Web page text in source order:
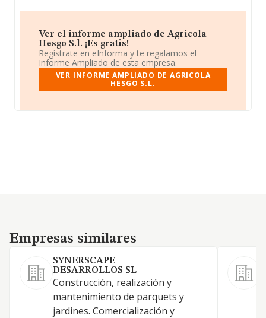
Ver el informe ampliado de Agricola
Hesgo S.l. ¡Es gratis!
Regístrate en eInforma y te regalamos el
Informe Ampliado de esta empresa.
VER INFORME AMPLIADO DE AGRICOLA
HESGO S.L.
Empresas similares
Empresas similares
SYNERSCAPE
DESARROLLOS SL
Construcción, realización y
mantenimiento de parquets y
jardines. Comercialización y